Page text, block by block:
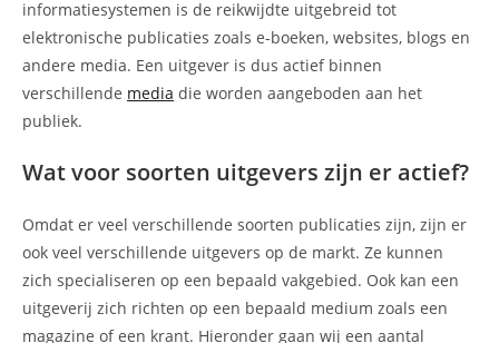
informatiesystemen is de reikwijdte uitgebreid tot
elektronische publicaties zoals e-boeken, websites, blogs en
andere media. Een uitgever is dus actief binnen
verschillende media die worden aangeboden aan het
publiek.
Wat voor soorten uitgevers zijn er actief?
Omdat er veel verschillende soorten publicaties zijn, zijn er
ook veel verschillende uitgevers op de markt. Ze kunnen
zich specialiseren op een bepaald vakgebied. Ook kan een
uitgeverij zich richten op een bepaald medium zoals een
magazine of een krant. Hieronder gaan wij een aantal